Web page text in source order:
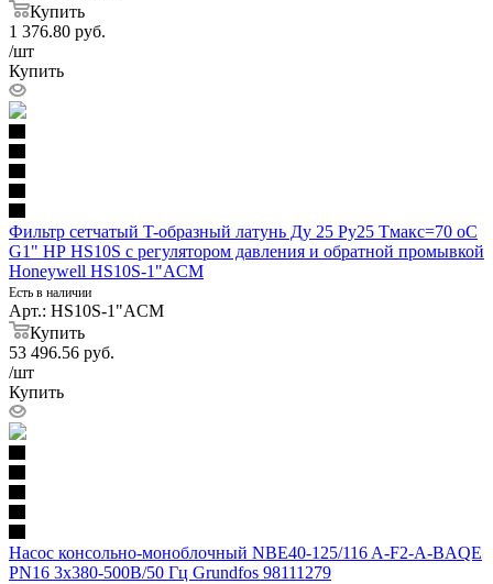
Купить
1 376.80 руб.
/шт
Купить
Фильтр сетчатый T-образный латунь Ду 25 Ру25 Тмакс=70 oC
G1" НР HS10S с регулятором давления и обратной промывкой
Honeywell HS10S-1"AСM
Есть в наличии
Арт.: HS10S-1"AСM
Купить
53 496.56 руб.
/шт
Купить
Насос консольно-моноблочный NBE40-125/116 A-F2-A-BAQE
PN16 3х380-500В/50 Гц Grundfos 98111279